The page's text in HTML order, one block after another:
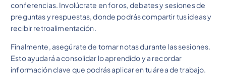
conferencias. Involúcrate en foros, debates y sesiones de
preguntas y respuestas, donde podrás compartir tus ideas y
recibir retroalimentación.
Finalmente, asegúrate de tomar notas durante las sesiones.
Esto ayudará a consolidar lo aprendido y a recordar
información clave que podrás aplicar en tu área de trabajo.